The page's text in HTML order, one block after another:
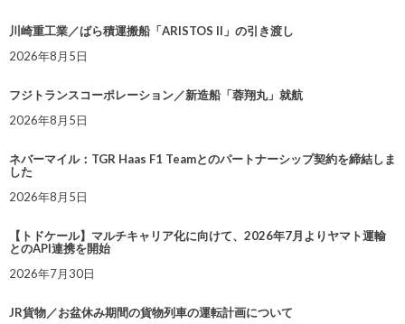
川崎重工業／ばら積運搬船「ARISTOS II」の引き渡し
2026年8月5日
フジトランスコーポレーション／新造船「蓉翔丸」就航
2026年8月5日
ネバーマイル：TGR Haas F1 Teamとのパートナーシップ契約を締結しま
した
2026年8月5日
【トドケール】マルチキャリア化に向けて、2026年7月よりヤマト運輸
とのAPI連携を開始
2026年7月30日
JR貨物／お盆休み期間の貨物列車の運転計画について